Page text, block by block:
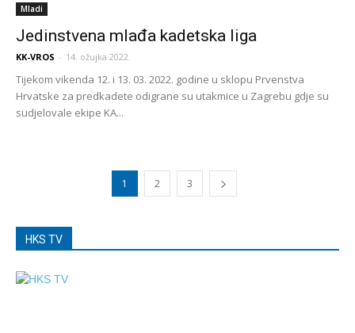
Mladi
Jedinstvena mlađa kadetska liga
KK-VROS - 14. ožujka 2022.
Tijekom vikenda 12. i 13. 03. 2022. godine u sklopu Prvenstva
Hrvatske za predkadete odigrane su utakmice u Zagrebu gdje su
sudjelovale ekipe KA...
1 2 3
HKS TV